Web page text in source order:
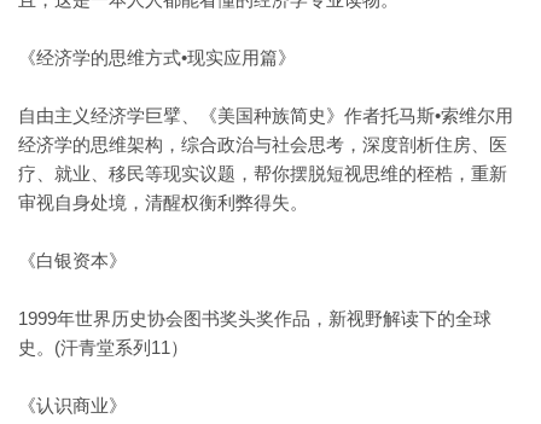
《经济学的思维方式•现实应用篇》
自由主义经济学巨擘、《美国种族简史》作者托马斯•索维尔用
经济学的思维架构，综合政治与社会思考，深度剖析住房、医
疗、就业、移民等现实议题，帮你摆脱短视思维的桎梏，重新
审视自身处境，清醒权衡利弊得失。
《白银资本》
1999年世界历史协会图书奖头奖作品，新视野解读下的全球
史。(汗青堂系列11）
《认识商业》